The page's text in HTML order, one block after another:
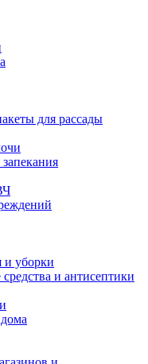
для рассады
и уборки
и антисептики